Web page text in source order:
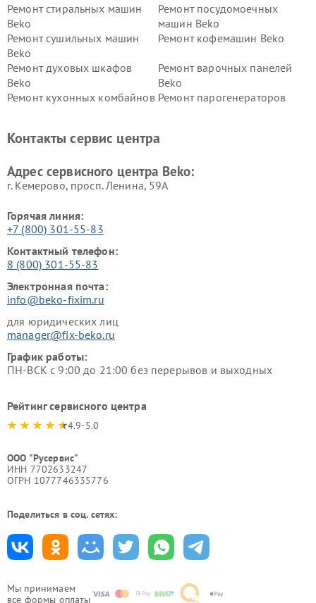
Мы принимаем
все формы оплаты
Ремонт стиральных машин
Beko
Ремонт посудомоечных
машин Beko
Ремонт сушильных машин
Beko
Ремонт кофемашин Beko
Ремонт духовых шкафов
Beko
Ремонт варочных панелей
Beko
Ремонт кухонных комбайнов Ремонт парогенераторов
Ремонт холодильников Beko Ремонт морозильных камер
Контакты сервис центра
Адрес сервисного центра Beko:
г. Кемерово, просп. Ленина, 59А
Горячая линия:
+7 (800) 301-55-83
Контактный телефон:
8 (800) 301-55-83
Электронная почта:
info@beko-fixim.ru
для юридических лиц
manager@fix-beko.ru
График работы:
ПН-ВСК с 9:00 до 21:00 без перерывов и выходных
Рейтинг сервисного центра
4.9-5.0
ООО "Русервис"
ИНН 7702633247
ОГРН 1077746335776
Поделиться в соц. сетях: